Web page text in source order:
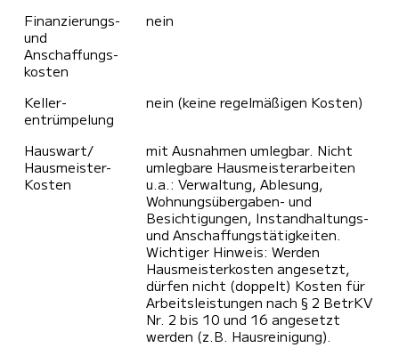
Finanzierungs-
und
Anschaffungs­
kosten
nein
Keller­
entrümpelung
nein (keine regelmäßigen Kosten)
Hauswart/
Hausmeister-
Kosten
mit Ausnahmen umlegbar. Nicht
umlegbare Hausmeisterarbeiten
u.a.: Verwaltung, Ablesung,
Wohnungsübergaben- und
Besichtigungen, Instandhaltungs-
und Anschaffungstätigkeiten.
Wichtiger Hinweis: Werden
Hausmeisterkosten angesetzt,
dürfen nicht (doppelt) Kosten für
Arbeitsleistungen nach § 2 BetrKV
Nr. 2 bis 10 und 16 angesetzt
werden (z.B. Hausreinigung).